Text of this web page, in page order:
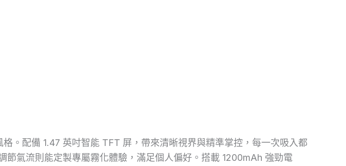
。配備 1.47 英吋智能 TFT 屏，帶來清晰視界與精準掌控，每一次吸入都
氣流則能定製專屬霧化體驗，滿足個人偏好。搭載 1200mAh 強勁電